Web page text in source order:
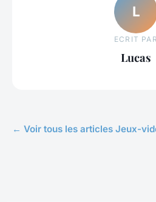
L
ECRIT PAR
Lucas
← Voir tous les articles Jeux-